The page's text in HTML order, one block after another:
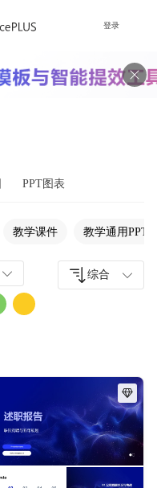
登录
PPT图表
教学课件 教学通用PPT
综合